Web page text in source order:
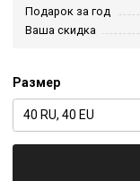
Подарок за год
Ваша скидка
Размер
40 RU, 40 EU